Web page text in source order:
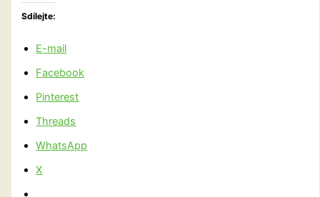
Sdílejte:
E-mail
Facebook
Pinterest
Threads
WhatsApp
X